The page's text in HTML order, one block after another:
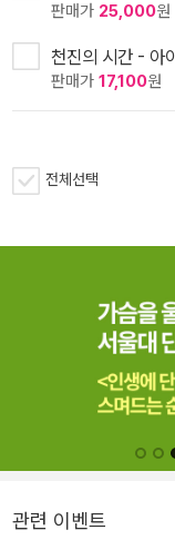
판매가 25,000원
천진의 시간 - 아
판매가 17,100원
전체선택
관련 이벤트